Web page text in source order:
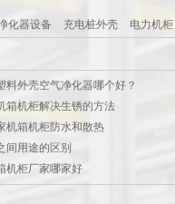
化器设备 充电桩外壳 电力机柜
料外壳空气净化器哪个好？
箱机柜解决生锈的方法
机箱机柜防水和散热
间用途的区别
机柜厂家哪家好